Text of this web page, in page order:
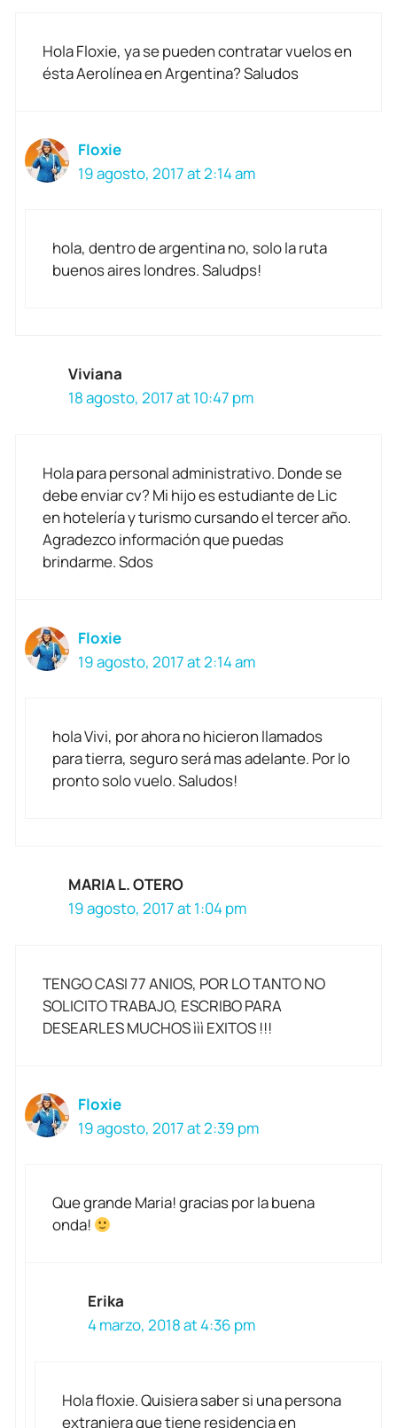
Hola Floxie, ya se pueden contratar vuelos en
ésta Aerolínea en Argentina? Saludos
Floxie
19 agosto, 2017 at 2:14 am
hola, dentro de argentina no, solo la ruta
buenos aires londres. Saludps!
Viviana
18 agosto, 2017 at 10:47 pm
Hola para personal administrativo. Donde se
debe enviar cv? Mi hijo es estudiante de Lic
en hotelería y turismo cursando el tercer año.
Agradezco información que puedas
brindarme. Sdos
Floxie
19 agosto, 2017 at 2:14 am
hola Vivi, por ahora no hicieron llamados
para tierra, seguro será mas adelante. Por lo
pronto solo vuelo. Saludos!
MARIA L. OTERO
19 agosto, 2017 at 1:04 pm
TENGO CASI 77 ANIOS, POR LO TANTO NO
SOLICITO TRABAJO, ESCRIBO PARA
DESEARLES MUCHOS ììì EXITOS !!!
Floxie
19 agosto, 2017 at 2:39 pm
Que grande Maria! gracias por la buena
onda!
Erika
4 marzo, 2018 at 4:36 pm
Hola floxie. Quisiera saber si una persona
extranjera que tiene residencia en